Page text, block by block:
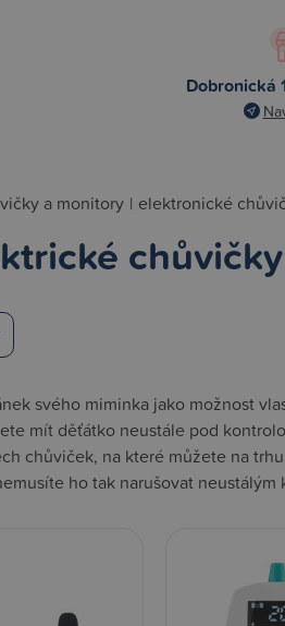
Dobronická
a monitory | elektronické
chůvičky
svého miminka jako možnost
mít děťátko neustále pod
chůviček, na které můžete na
ho tak narušovat